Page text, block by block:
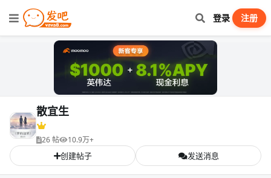
登录 注册
散宜生
26 帖 10.9万+
创建帖子 发送消息